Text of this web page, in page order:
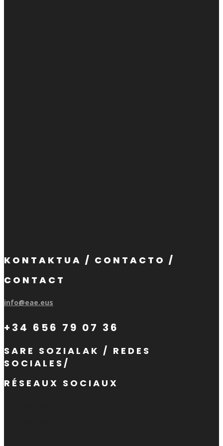
KONTAKTUA / CONTACTO /
CONTACT
info@eae.eus
+34 656 79 07 36
SARE SOZIALAK / REDES
SOCIALES/
RÉSEAUX SOCIAUX